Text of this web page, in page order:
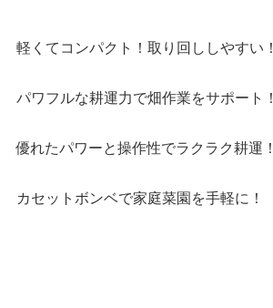
コンパクト！取り回ししやすい！
ルな耕運力で畑作業をサポート！
れたパワーと操作性でラクラク耕運！
ットボンベで家庭菜園を手軽に！